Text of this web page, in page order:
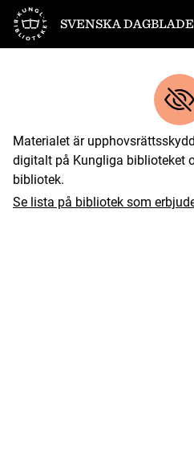
Till startsidan
SVENSKA
Materialet är
digitalt på Kungliga biblioteket
bibliotek.
Se lista på bibliotek som